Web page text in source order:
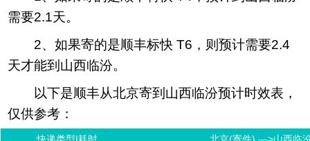
需要2.1天。
2、如果寄的是顺丰标快 T6，则预计需要2.4
天才能到山西临汾。
以下是顺丰从北京寄到山西临汾预计时效表，
仅供参考：